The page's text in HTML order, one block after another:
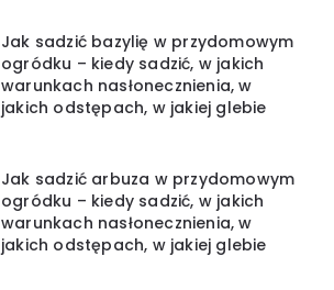
Jak sadzić bazylię w przydomowym
ogródku – kiedy sadzić, w jakich
warunkach nasłonecznienia, w
jakich odstępach, w jakiej glebie
Jak sadzić arbuza w przydomowym
ogródku – kiedy sadzić, w jakich
warunkach nasłonecznienia, w
jakich odstępach, w jakiej glebie